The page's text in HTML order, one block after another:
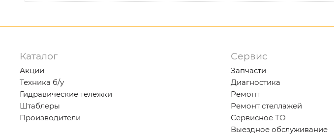
Каталог
Акции
Техника б/у
Гидравические тележки
Штаблеры
Производители
Сервис
Запчасти
Диагностика
Ремонт
Ремонт стеллажей
Сервисное ТО
Выездное обслуживание